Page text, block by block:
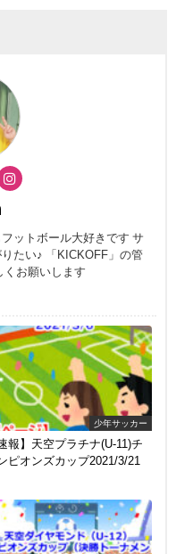
ットボール大好きです サ
たい♪ 「KICKOFF」の管
くお願いします
少年サッカー
報】天空プラチナ(U-11)チ
ピオンズカップ2021/3/21